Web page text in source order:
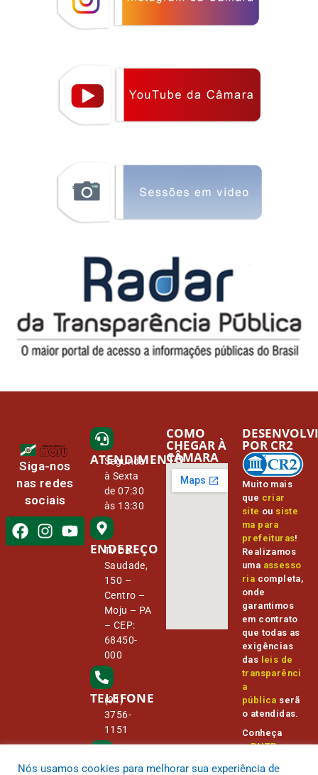
Siga-nos
nas redes
sociais
ATENDIMENTO
Segunda
à Sexta
de 07:30
às 13:30
ENDEREÇO
Tv Da
Saudade,
150 –
Centro –
Moju – PA
– CEP:
68450-
000
TELEFONE
(91)
3756-
1151
COMO
CHEGAR À
CÂMARA
Muito mais
que criar
site ou siste
ma para
prefeituras!
Realizamos
uma assesso
ria completa,
onde
garantimos
em contrato
que todas as
exigências
das leis de
transparênci
a
pública serã
o atendidas.
Conheça
oPNTPe
POR CR2
Nós usamos cookies para melhorar sua experiência de